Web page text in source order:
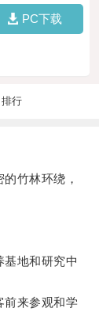
PC下载
排行
竹林环绕，
地和研究中
来参观和学